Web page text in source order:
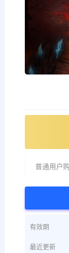
普通用户
有效期
最近更新